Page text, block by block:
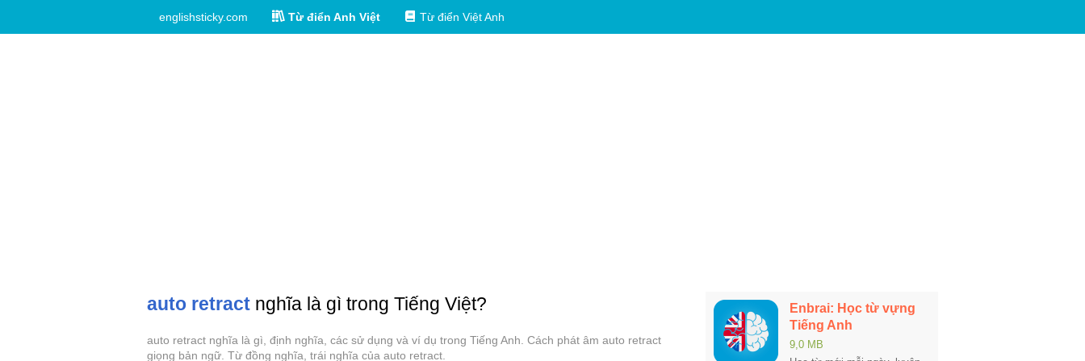
englishsticky.com Từ điển Anh Việt Từ điển Việt Anh
auto retract nghĩa là gì trong Tiếng Việt?
auto retract nghĩa là gì, định nghĩa, các sử dụng và ví dụ trong Tiếng Anh. Cách phát âm auto retract
giọng bản ngữ. Từ đồng nghĩa, trái nghĩa của auto retract.
Enbrai: Học từ vựng
Tiếng Anh
9,0 MB